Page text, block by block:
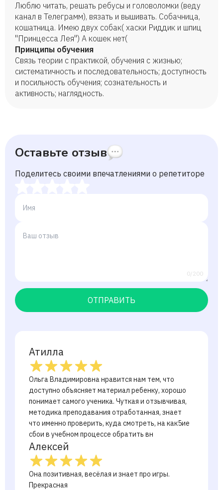
Люблю читать, решать ребусы и головоломки (веду
канал в Телеграмм), вязать и вышивать. Собачница,
кошатница. Имею двух собак( хаски Риддик и шпиц
"Принцесса Лея") А кошек нет(
Принципы обучения
Связь теории с практикой, обучения с жизнью;
систематичность и последовательность; доступность
и посильность обучения; сознательность и
активность; наглядность.
Оставьте отзыв
Поделитесь своими впечатлениями о репетиторе
0/200
ОТПРАВИТЬ
Атилла
Ольга Владимировна нравится нам тем, что
доступно объясняет материал ребенку, хорошо
понимает самого ученика. Чуткая и отзывчивая,
методика преподавания отработанная, знает
что именно проверить, куда смотреть, на как5ие
сбои в учебном процессе обратить вн
Алексей
Она позитивная, весёлая и знает про игры.
Прекрасная